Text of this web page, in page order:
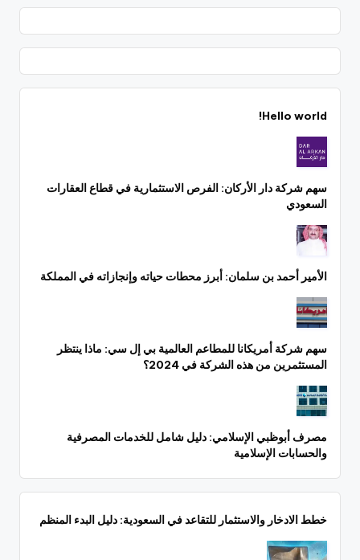
Hello world!
سهم شركة دار الأركان: الفرص الاستثمارية في قطاع العقارات
السعودي
الأمير أحمد بن سلمان: أبرز محطات حياته وإنجازاته في المملكة
سهم شركة أمريكانا للمطاعم العالمية بي إل سي: ماذا ينتظر
المستثمرين من هذه الشركة في 2024؟
مصرف أبوظبي الإسلامي: دليل شامل للخدمات المصرفية
والحسابات الإسلامية
خطط الادخار والاستثمار للتقاعد في السعودية: دليل البدء المنظم